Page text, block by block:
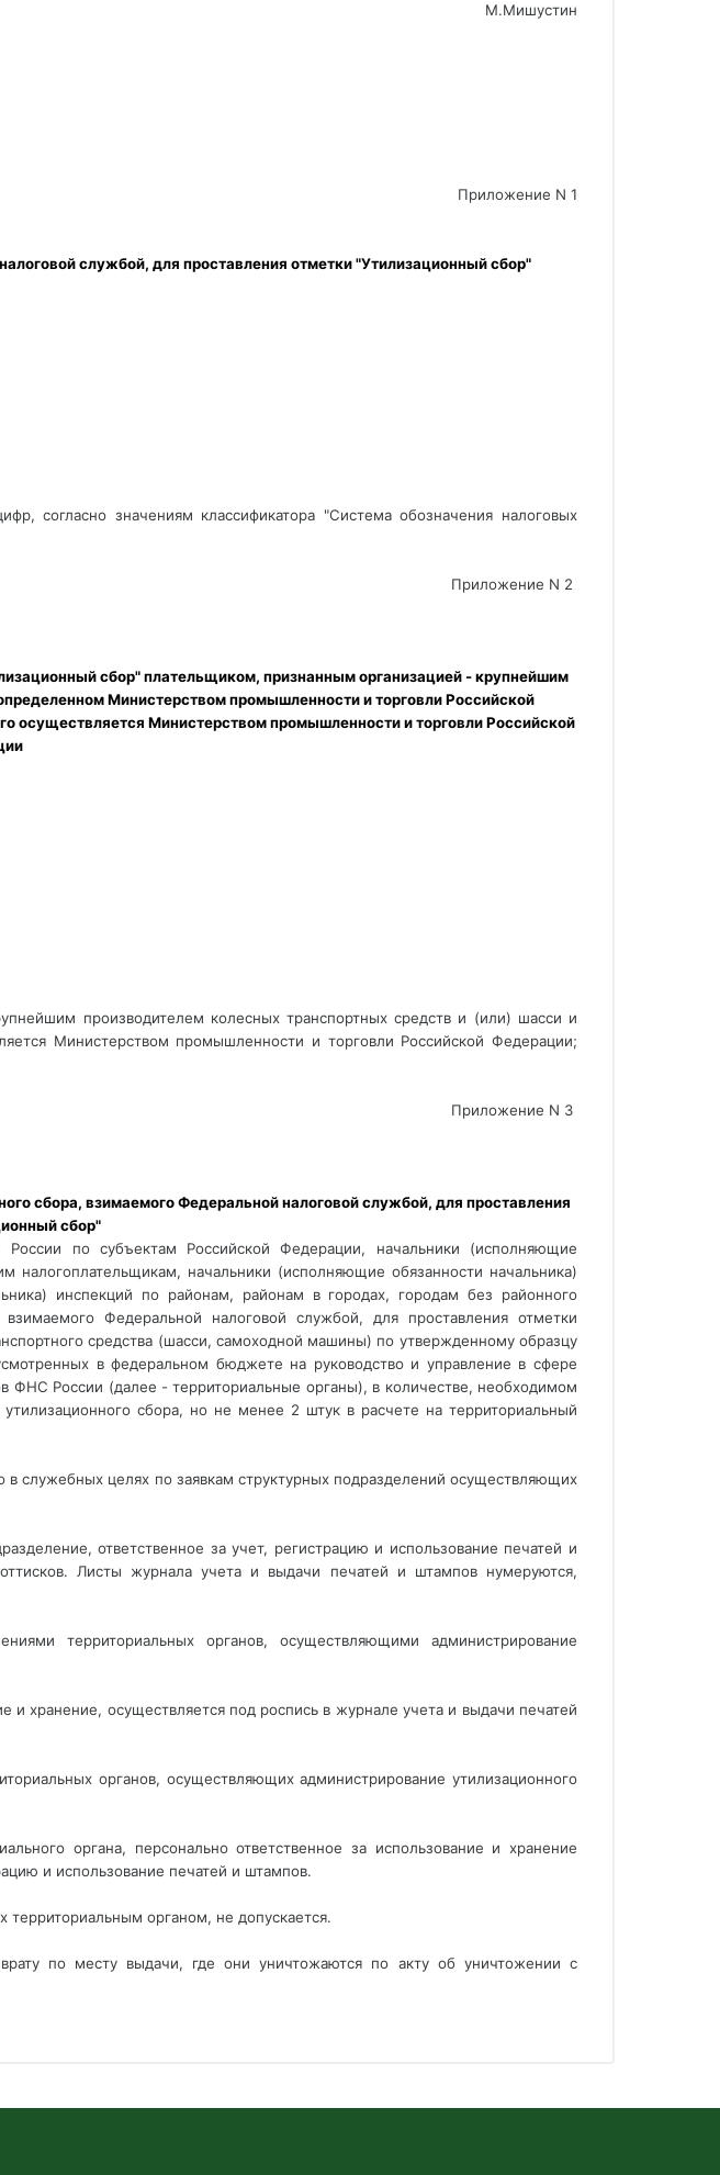
М.Мишустин
Приложение N 1
службой, для проставления отметки "Утилизационный сбор"
согласно значениям классификатора "Система обозначения налоговых
Приложение N 2
сбор" плательщиком, признанным организацией - крупнейшим
Министерством промышленности и торговли Российской
осуществляется Министерством промышленности и торговли Российской
производителем колесных транспортных средств и (или) шасси и
Министерством промышленности и торговли Российской Федерации;
Приложение N 3
сбора, взимаемого Федеральной налоговой службой, для проставления
сбор"
по субъектам Российской Федерации, начальники (исполняющие
начальники (исполняющие обязанности начальника)
инспекций по районам, районам в городах, городам без районного
Федеральной налоговой службой, для проставления отметки
средства (шасси, самоходной машины) по утвержденному образцу
в федеральном бюджете на руководство и управление в сфере
ФНС России (далее - территориальные органы), в количестве, необходимом
сбора, но не менее 2 штук в расчете на территориальный
служебных целях по заявкам структурных подразделений осуществляющих
ответственное за учет, регистрацию и использование печатей и
Листы журнала учета и выдачи печатей и штампов нумеруются,
территориальных органов, осуществляющими администрирование
хранение, осуществляется под роспись в журнале учета и выдачи печатей
органов, осуществляющих администрирование утилизационного
органа, персонально ответственное за использование и хранение
и использование печатей и штампов.
органом, не допускается.
по месту выдачи, где они уничтожаются по акту об уничтожении с